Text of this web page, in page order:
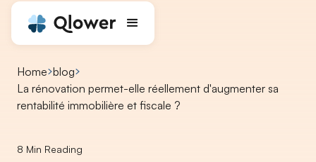
Home blog
La rénovation permet-elle réellement d'augmenter sa
rentabilité immobilière et fiscale ?
8 Min Reading